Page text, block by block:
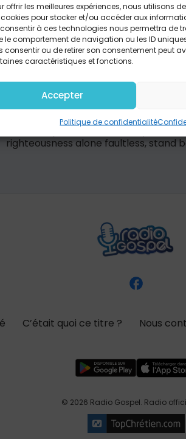
offrir les meilleures expériences, nous utilisons
pour stocker et/ou accéder aux
à ces technologies nous permettra de
le comportement de navigation ou les ID
consentir ou de retirer son consentement peut
caractéristiques et fonctions.
Accepter
Politique de confidentialité
is built on nothing less than
frame but wholly trust in
Weak made strong, in the
of All -Verse 2- When darkness
In every high and stormy gale
the veil Chorus He is Lord, Lord
with trumpets sound Oh, may I then
righteousness alone faultless, stand
C’était quoi ce titre ? Nous
© 2026 Radio Gospel. Radio